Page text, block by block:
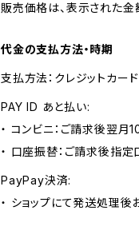
販売価格は、表示された金
代金の支払方法・時期
支払方法：クレジットカー
PAY ID あと払い:
・ コンビニ：ご請求後翌月
・ 口座振替：ご請求後指定
PayPay決済:
・ ショップにて発送処理後